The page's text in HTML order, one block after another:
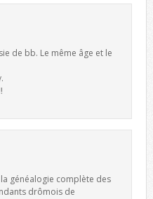
de bb. Le même âge et le
généalogie complète des
drômois de